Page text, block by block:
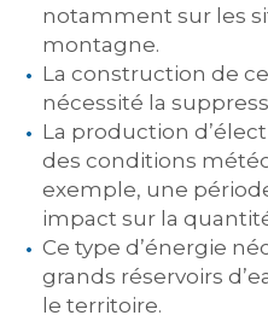
notamment sur les
montagne.
La construction de
nécessité la
La production
des conditions
exemple, une
impact sur la
Ce type d’énergie
grands réservoirs
le territoire.